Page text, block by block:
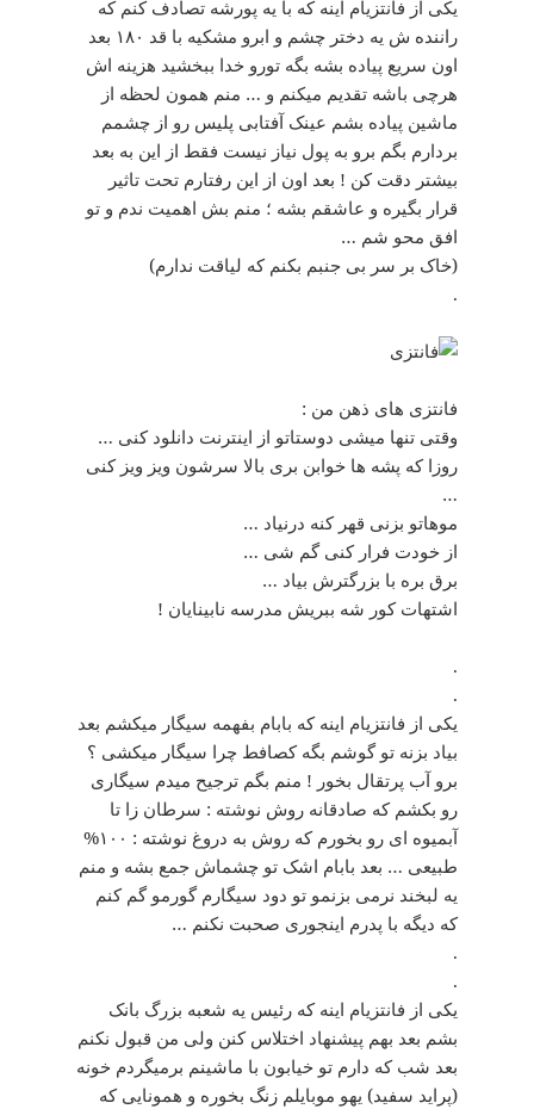
یکی از فانتزیام اینه که با یه پورشه تصادف کنم که
راننده ش یه دختر چشم و ابرو مشکیه با قد ۱۸۰ بعد
اون سریع پیاده بشه بگه تورو خدا ببخشید هزینه اش
هرچی باشه تقدیم میکنم و … منم همون لحظه از
ماشین پیاده بشم عینک آفتابی پلیس رو از چشمم
بردارم بگم برو به پول نیاز نیست فقط از این به بعد
بیشتر دقت کن ! بعد اون از این رفتارم تحت تاثیر
قرار بگیره و عاشقم بشه ؛ منم بش اهمیت ندم و تو
افق محو شم …
(خاک بر سر بی جنبم بکنم که لیاقت ندارم)
.
فانتزی های ذهن من :
وقتی تنها میشی دوستاتو از اینترنت دانلود کنی …
روزا که پشه ها خوابن بری بالا سرشون ویز ویز کنی
…
موهاتو بزنی قهر کنه درنیاد …
از خودت فرار کنی گم شی …
برق بره با بزرگترش بیاد …
اشتهات کور شه ببریش مدرسه نابینایان !
.
.
یکی از فانتزیام اینه که بابام بفهمه سیگار میکشم بعد
بیاد بزنه تو گوشم بگه کصافط چرا سیگار میکشی ؟
برو آب پرتقال بخور ! منم بگم ترجیح میدم سیگاری
رو بکشم که صادقانه روش نوشته : سرطان زا تا
آبمیوه ای رو بخورم که روش به دروغ نوشته : ۱۰۰%
طبیعی … بعد بابام اشک تو چشماش جمع بشه و منم
یه لبخند نرمی بزنمو تو دود سیگارم گورمو گم کنم
که دیگه با پدرم اینجوری صحبت نکنم …
.
.
یکی از فانتزیام اینه که رئیس یه شعبه بزرگ بانک
بشم بعد بهم پیشنهاد اختلاس کنن ولی من قبول نکنم
بعد شب که دارم تو خیابون با ماشینم برمیگردم خونه
(پراید سفید) یهو موبایلم زنگ بخوره و همونایی که